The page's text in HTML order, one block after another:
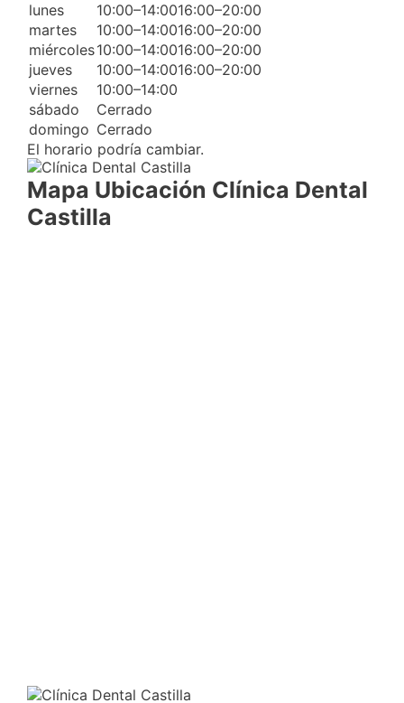
lunes
10:00–14:0016:00–20:00
martes
10:00–14:0016:00–20:00
miércoles10:00–14:0016:00–20:00
jueves
10:00–14:0016:00–20:00
viernes
10:00–14:00
sábado
Cerrado
domingo Cerrado
El horario podría cambiar.
Mapa Ubicación Clínica Dental
Castilla